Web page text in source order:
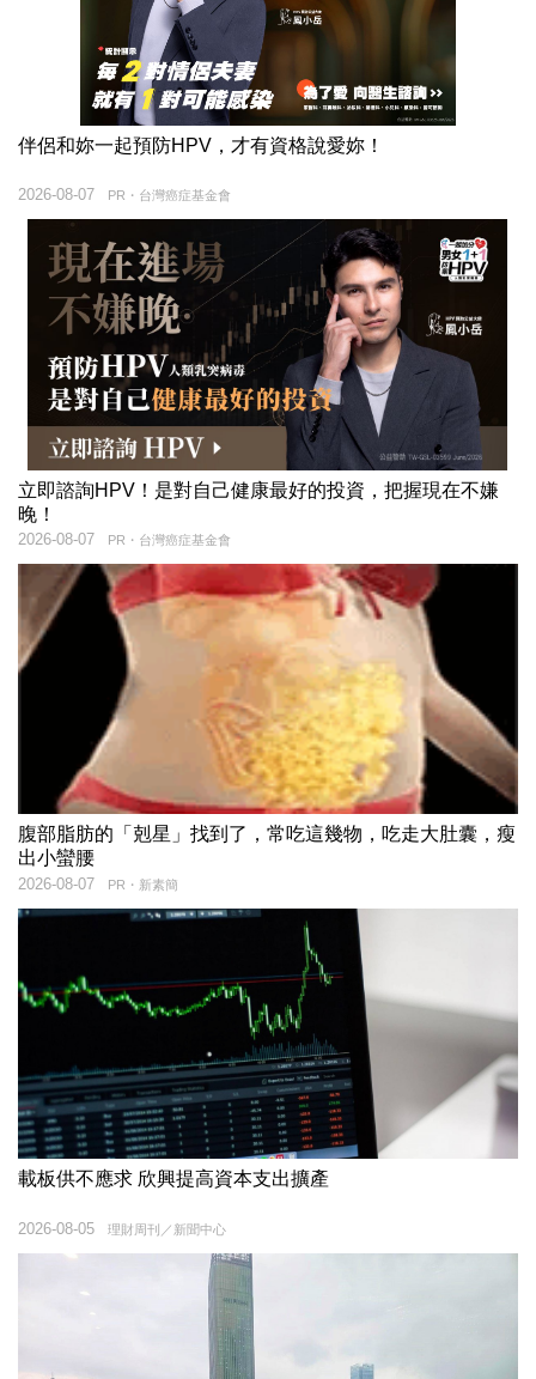
伴侶和妳一起預防HPV，才有資格說愛妳！
PR・台灣癌症基金會
2026-08-07
立即諮詢HPV！是對自己健康最好的投資，把握現在不嫌
晚！
PR・台灣癌症基金會
2026-08-07
腹部脂肪的「剋星」找到了，常吃這幾物，吃走大肚囊，瘦
出小蠻腰
PR・新素簡
2026-08-07
載板供不應求 欣興提高資本支出擴產
理財周刊／新聞中心
2026-08-05